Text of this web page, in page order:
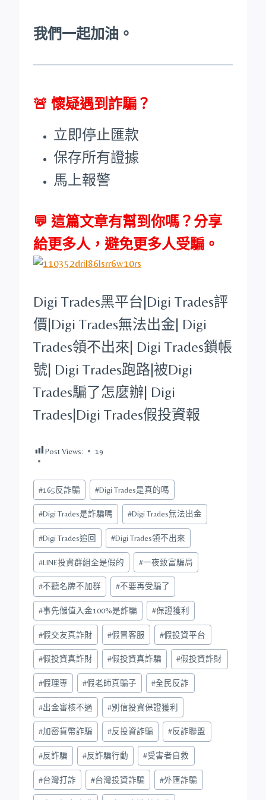
我們一起加油。
🚨 懷疑遇到詐騙？
立即停止匯款
保存所有證據
馬上報警
💬 這篇文章有幫到你嗎？分享
給更多人，避免更多人受騙。
Digi Trades黑平台|Digi Trades評
價|Digi Trades無法出金| Digi
Trades領不出來| Digi Trades鎖帳
號| Digi Trades跑路|被Digi
Trades騙了怎麼辦| Digi
Trades|Digi Trades假投資報
Post Views: 19
Post
Tags:
#165反詐騙 #Digi Trades是真的嗎
#Digi Trades是詐騙嗎 #Digi Trades無法出金
#Digi Trades追回 #Digi Trades領不出來
#LINE投資群組全是假的 #一夜致富騙局
#不聽名牌不加群 #不要再受騙了
#事先儲值入金100%是詐騙 #保證獲利
#假交友真詐財 #假冒客服 #假投資平台
#假投資真詐財 #假投資真詐騙 #假投資詐財
#假理專 #假老師真騙子 #全民反詐
#出金審核不過 #別信投資保證獲利
#加密貨幣詐騙 #反投資詐騙 #反詐聯盟
#反詐騙 #反詐騙行動 #受害者自救
#台灣打詐 #台灣投資詐騙 #外匯詐騙